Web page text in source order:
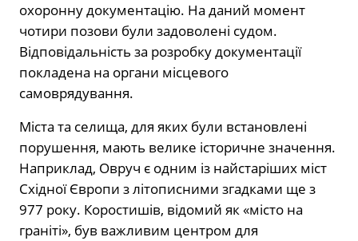
охоронну документацію. На даний момент
чотири позови були задоволені судом.
Відповідальність за розробку документації
покладена на органи місцевого
самоврядування.
Міста та селища, для яких були встановлені
порушення, мають велике історичне значення.
Наприклад, Овруч є одним із найстаріших міст
Східної Європи з літописними згадками ще з
977 року. Коростишів, відомий як «місто на
граніті», був важливим центром для